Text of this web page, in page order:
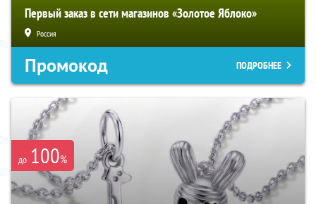
Первый заказ в сети магазинов «Золотое Яблоко»
Россия
Промокод ПОДРОБНЕЕ
до 100%